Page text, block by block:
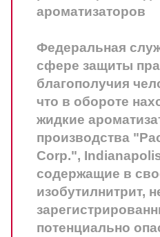
ароматизаторов
Федеральная
сфере защиты
благополучия
что в обороте
жидкие
производства
Corp.",
содержащие в
изобутилнитрит,
потенциально